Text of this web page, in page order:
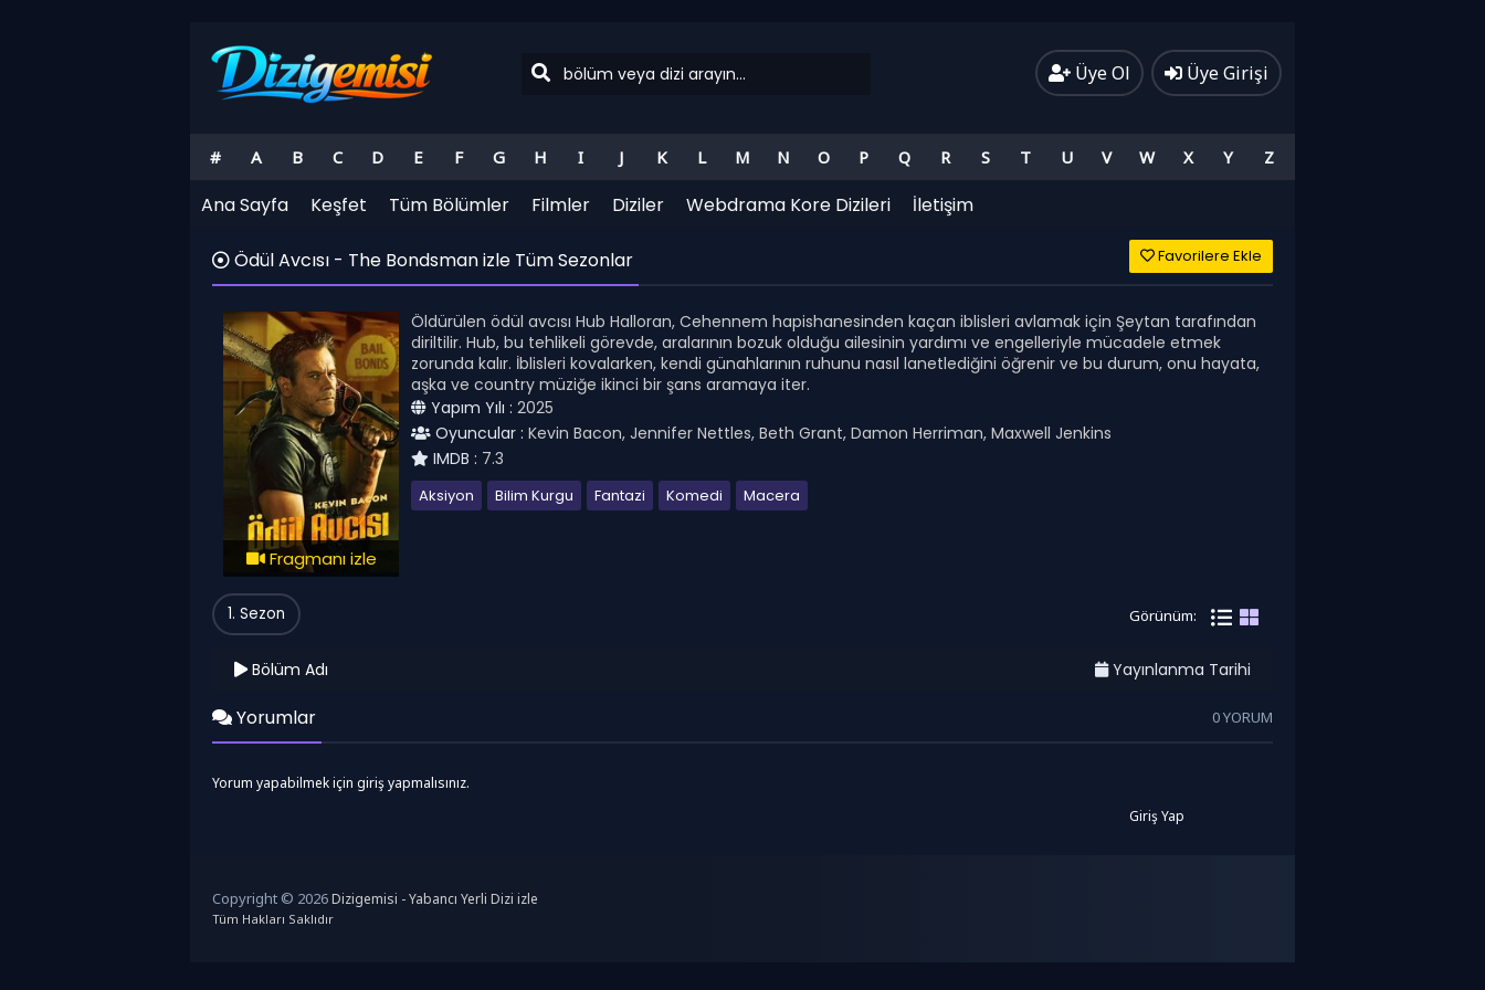
Üye Ol Üye Girişi
# A B C D E F G H I J K L M N O P Q R S T U V W X Y Z
Ana Sayfa Keşfet Tüm Bölümler Filmler Diziler Webdrama Kore Dizileri İletişim
Ödül Avcısı - The Bondsman izle Tüm Sezonlar Favorilere Ekle
Fragmanı izle
Öldürülen ödül avcısı Hub Halloran, Cehennem hapishanesinden kaçan iblisleri avlamak için Şeytan tarafından
diriltilir. Hub, bu tehlikeli görevde, aralarının bozuk olduğu ailesinin yardımı ve engelleriyle mücadele etmek
zorunda kalır. İblisleri kovalarken, kendi günahlarının ruhunu nasıl lanetlediğini öğrenir ve bu durum, onu hayata,
aşka ve country müziğe ikinci bir şans aramaya iter.
Yapım Yılı : 2025
Oyuncular : Kevin Bacon, Jennifer Nettles, Beth Grant, Damon Herriman, Maxwell Jenkins
IMDB : 7.3
Aksiyon Bilim Kurgu Fantazi Komedi Macera
Görünüm:
1. Sezon
Bölüm Adı Yayınlanma Tarihi
Yorumlar 0 YORUM
Yorum yapabilmek için giriş yapmalısınız.
Giriş Yap
Copyright © 2026Dizigemisi - Yabancı Yerli Dizi izle
Tüm Hakları Saklıdır